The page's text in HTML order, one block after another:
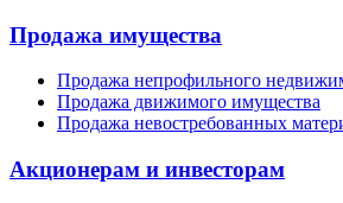
Продажа имущества
Продажа непрофильного
Продажа движимого имущества
Продажа невостребованных
Акционерам и инвесторам